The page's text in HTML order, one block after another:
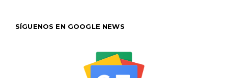
SÍGUENOS EN GOOGLE NEWS